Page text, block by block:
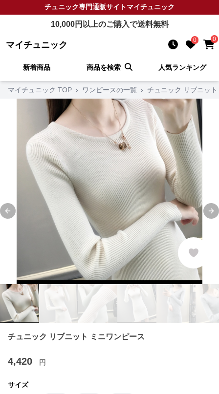
チュニック専門通販サイトマイチュニック
10,000円以上のご購入で送料無料
マイチュニック 0 0
新着商品 商品を検索 人気ランキング
マイチュニック TOP › ワンピースの一覧 › チュニック リブニッ
Previous slide
チュニック リブニット ミニワンピース
4,420 円
サイズ